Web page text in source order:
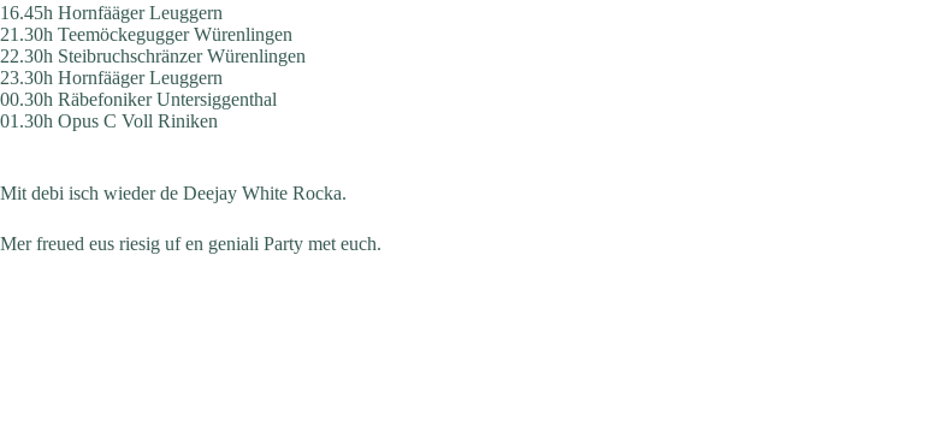
16.45h Hornfääger Leuggern
21.30h Teemöckegugger Würenlingen
22.30h Steibruchschränzer Würenlingen
23.30h Hornfääger Leuggern
00.30h Räbefoniker Untersiggenthal
01.30h Opus C Voll Riniken
Mit debi isch wieder de Deejay White Rocka.
Mer freued eus riesig uf en geniali Party met euch.